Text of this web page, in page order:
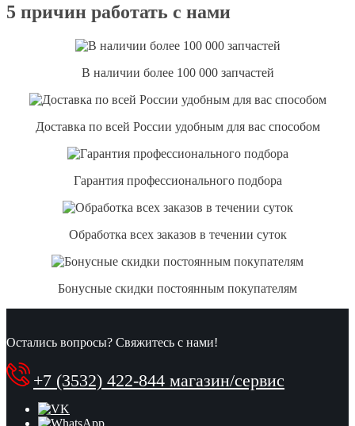
5 причин работать с нами
В наличии более 100 000 запчастей
Доставка по всей России удобным для вас способом
Гарантия профессионального подбора
Обработка всех заказов в течении суток
Бонусные скидки постоянным покупателям
Остались вопросы? Свяжитесь с нами!
+7 (3532) 422-844 магазин/сервис